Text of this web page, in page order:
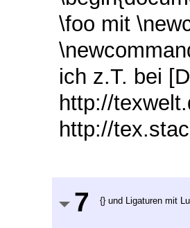
\foo mit
ich z.T. bei
http://
http://
7 {} und Ligaturen mit